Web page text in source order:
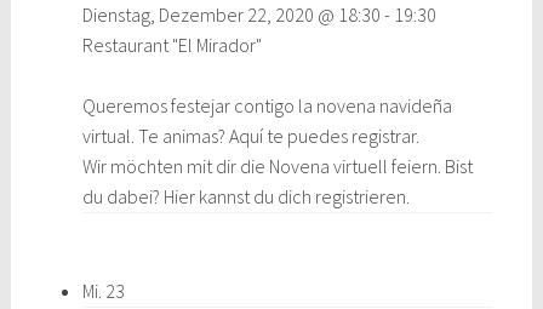
Dienstag, Dezember 22, 2020 @ 18:30 - 19:30
Restaurant "El Mirador"
Queremos festejar contigo la novena navideña
virtual. Te animas? Aquí te puedes registrar.
Wir möchten mit dir die Novena virtuell feiern. Bist
du dabei? Hier kannst du dich registrieren.
Mi. 23